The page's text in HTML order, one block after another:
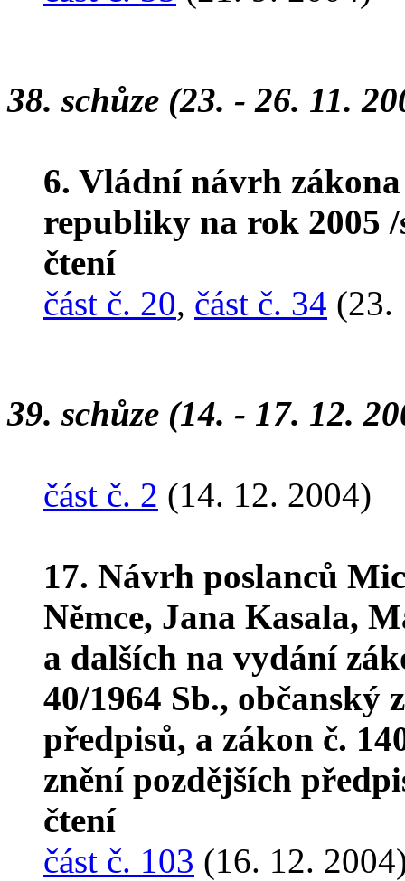
38. schůze (23. - 26. 11.
6. Vládní návrh
republiky na rok 2005
čtení
část č. 20, část č. 34 (23.
39. schůze (14. - 17. 12.
část č. 2 (14. 12. 2004)
17. Návrh poslanců
Němce, Jana Kasala,
a dalších na vydání
40/1964 Sb., občanský
předpisů, a zákon č.
znění pozdějších
čtení
část č. 103 (16. 12.